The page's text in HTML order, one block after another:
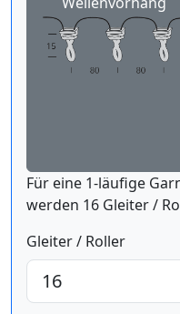
Für eine 1-läufige
werden 16 Gleiter /
Gleiter / Roller